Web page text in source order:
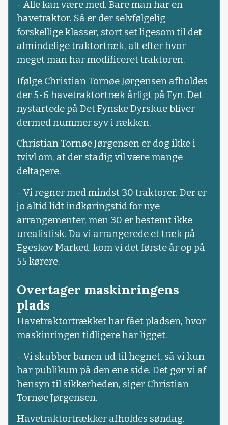
- Alle kan være med. Bare man har en
havetraktor. Så er der selvfølgelig
forskellige klasser, stort set ligesom til det
almindelige traktortræk, alt efter hvor
meget man har modificeret traktoren.
Ifølge Christian Tornøe Jørgensen afholdes
der 5-6 havetraktortræk årligt på Fyn. Det
nystartede på Det Fynske Dyrskue bliver
dermed nummer syv i rækken.
Christian Tornøe Jørgensen er dog ikke i
tvivl om, at der stadig vil være mange
deltagere.
- Vi regner med mindst 30 traktorer. Der er
jo altid lidt indkøringstid for nye
arrangementer, men 30 er bestemt ikke
urealistisk. Da vi arrangerede et træk på
Egeskov Marked, kom vi det første år op på
55 kørere.
Overtager maskinringens
plads
Havetraktortrækket har fået pladsen, hvor
maskinringen tidligere har ligget.
- Vi skubber banen ud til hegnet, så vi kun
har publikum på den ene side. Det gør vi af
hensyn til sikkerheden, siger Christian
Tornøe Jørgensen.
Havetraktortrækker afholdes søndag.